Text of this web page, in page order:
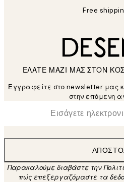
Free
ΕΛΑΤΕ ΜΑΖΙ ΜΑΣ ΣΤΟΝ
Εγγραφείτε στο newsletter μας
στην επόμενη
Ηλεκτρονική Διεύθυνση
Παρακαλούμε διαβάστε την
πώς επεξεργαζόμαστε τα